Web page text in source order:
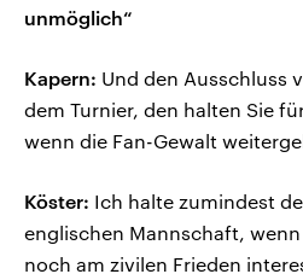
unmöglich“
Kapern: Und den Ausschluss
dem Turnier, den halten Sie
wenn die Fan-Gewalt
Köster: Ich halte zumindest
englischen Mannschaft,
noch am zivilen Frieden